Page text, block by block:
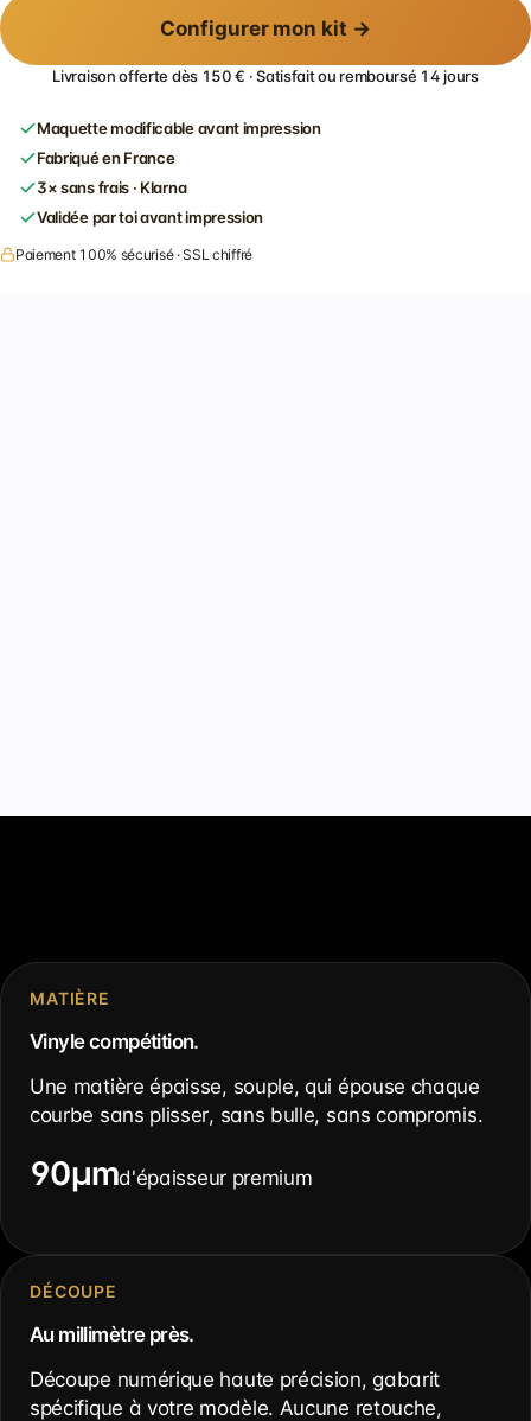
Configurer mon kit →
Livraison offerte dès 150 € · Satisfait ou remboursé 14 jours
Maquette modificable avant impression
Fabriqué en France
3× sans frais · Klarna
Validée par toi avant impression
Paiement 100% sécurisé · SSL chiffré
MATIÈRE
Vinyle compétition.
Une matière épaisse, souple, qui épouse chaque
courbe sans plisser, sans bulle, sans compromis.
90µmd'épaisseur premium
DÉCOUPE
Au millimètre près.
Découpe numérique haute précision, gabarit
spécifique à votre modèle. Aucune retouche,